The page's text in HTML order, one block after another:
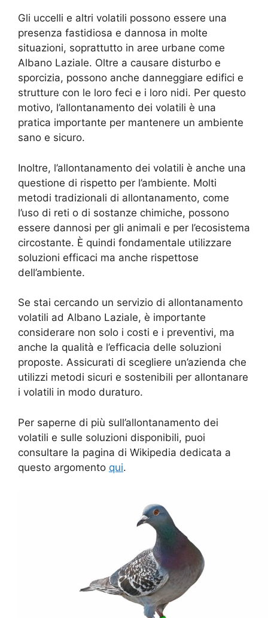
Gli uccelli e altri volatili possono essere una
presenza fastidiosa e dannosa in molte
situazioni, soprattutto in aree urbane come
Albano Laziale. Oltre a causare disturbo e
sporcizia, possono anche danneggiare edifici e
strutture con le loro feci e i loro nidi. Per questo
motivo, l’allontanamento dei volatili è una
pratica importante per mantenere un ambiente
sano e sicuro.
Inoltre, l’allontanamento dei volatili è anche una
questione di rispetto per l’ambiente. Molti
metodi tradizionali di allontanamento, come
l’uso di reti o di sostanze chimiche, possono
essere dannosi per gli animali e per l’ecosistema
circostante. È quindi fondamentale utilizzare
soluzioni efficaci ma anche rispettose
dell’ambiente.
Se stai cercando un servizio di allontanamento
volatili ad Albano Laziale, è importante
considerare non solo i costi e i preventivi, ma
anche la qualità e l’efficacia delle soluzioni
proposte. Assicurati di scegliere un’azienda che
utilizzi metodi sicuri e sostenibili per allontanare
i volatili in modo duraturo.
Per saperne di più sull’allontanamento dei
volatili e sulle soluzioni disponibili, puoi
consultare la pagina di Wikipedia dedicata a
questo argomento qui.